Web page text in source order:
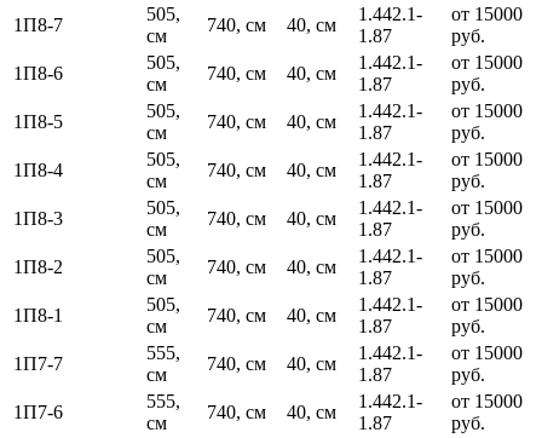
1П8-7
505,
см
740, см 40, см
1.442.1-
1.87
от 15000
руб.
1П8-6
505,
см
740, см 40, см
1.442.1-
1.87
от 15000
руб.
1П8-5
505,
см
740, см 40, см
1.442.1-
1.87
от 15000
руб.
1П8-4
505,
см
740, см 40, см
1.442.1-
1.87
от 15000
руб.
1П8-3
505,
см
740, см 40, см
1.442.1-
1.87
от 15000
руб.
1П8-2
505,
см
740, см 40, см
1.442.1-
1.87
от 15000
руб.
1П8-1
505,
см
740, см 40, см
1.442.1-
1.87
от 15000
руб.
1П7-7
555,
см
740, см 40, см
1.442.1-
1.87
от 15000
руб.
1П7-6
555,
см
740, см 40, см
1.442.1-
1.87
от 15000
руб.